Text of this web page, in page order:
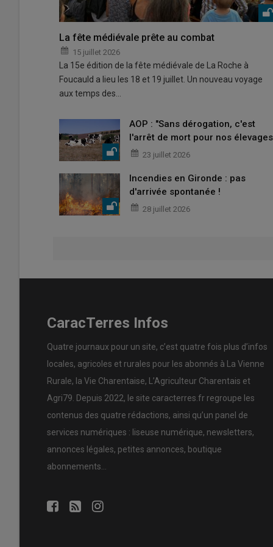
La fête médiévale prête au combat
15 juillet 2026
La 15e édition de la fête médiévale de La Roche à
Foucauld a lieu les 18 et 19 juillet. Un nouveau voyage
aux temps des…
AOP : "Sans dérogation, c'est
l'arrêt de mort pour nos
23 juillet 2026
Incendies en Gironde : pas
d'arrivée spontanée !
28 juillet 2026
CaracTerres Infos
Quatre journaux pour un site, c’est quatre fois plus d’infos
locales, agricoles et rurales pour les abonnés à La Vienne
Rurale, la Vie Charentaise, L’Agriculteur Charentais et
Agri79. Depuis 2022, le site caracterres.fr regroupe les
contenus des quatre rédactions, ainsi qu’un panel de
services numériques : liseuse numérique, newsletters,
annonces légales, petites annonces, boutique
abonnements…